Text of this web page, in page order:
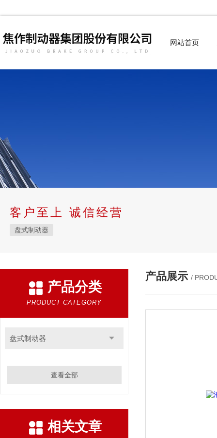
网站首页
客户至上 诚信经营
盘式制动器
产品分类
PRODUCT CATEGORY
盘式制动器
查看全部
相关文章
产品展示 /